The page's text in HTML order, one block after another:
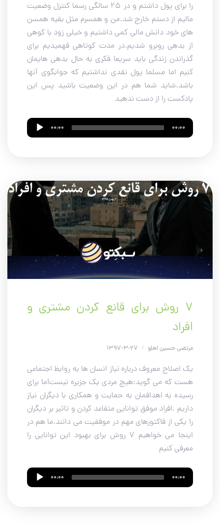
را برای پول داشتم و در 25 سالگی رسما کنترل وضعیت
مالیم از دستم خارج شد.من و همسرم مثل بقیه همسن
های خود دانش مالی کمی داشتیم و خیلی زود با کوهی
از بدهی روبرو شدیم.در مدت کوتاهی فهمیدیم برای
گذراندن زندگی باید سریعا فکری به حال بدهی هایمان
کنیم اما مسلما پول نقدی نداشتیم که جوابگوی آنها
باشد.شاید شما هم در این وضعیت باشید پس این
پادکست را از دست ندهید
Audio
Player
00:00 00:00
۷ روش برای قانع کردن مشتری و
افراد
مرتضی حسین اهلو /
یک اصلاح معروف درباره نیاز انسان ها به روابط اجتماعی
هست که می گوید:هیچ مردی یک جزیره نیست!ما برای
رسیده به اهدافمان به حمایت و همکاری با دیگران نیاز
داریم .افراد موفق توانایی متقاعد کردن و تاثیر بر دیگران
را یکی از فاکتورهای مهم در موفقیت می دانند.ما هم در
اینجا می خواهیم 7 روش برای بهبود این توانایی را
معرفی کنیم
Audio
Player
00:00 00:00